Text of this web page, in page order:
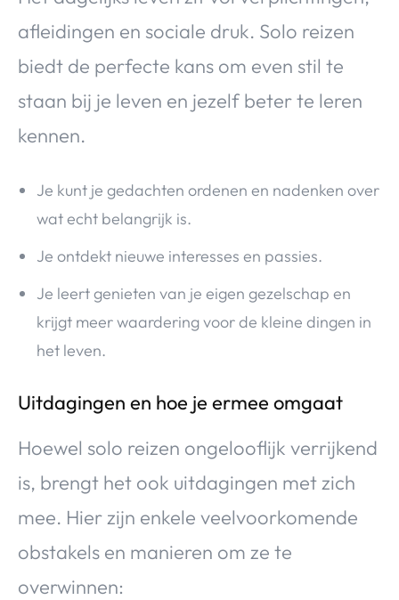
afleidingen en sociale druk. Solo reizen
biedt de perfecte kans om even stil te
staan bij je leven en jezelf beter te leren
kennen.
Je kunt je gedachten ordenen en nadenken over
wat echt belangrijk is.
Je ontdekt nieuwe interesses en passies.
Je leert genieten van je eigen gezelschap en
krijgt meer waardering voor de kleine dingen in
het leven.
Uitdagingen en hoe je ermee omgaat
Hoewel solo reizen ongelooflijk verrijkend
is, brengt het ook uitdagingen met zich
mee. Hier zijn enkele veelvoorkomende
obstakels en manieren om ze te
overwinnen: